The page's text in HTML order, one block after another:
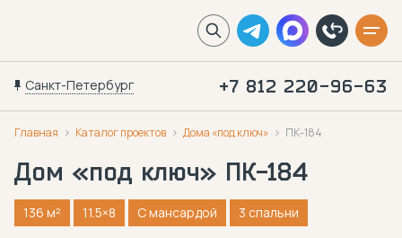
Санкт-Петербург +7 812 220-96-63
Главная Каталог проектов Дома «под ключ» ПК-184
Дом «под ключ» ПК-184
136 м² 11.5×8 С мансардой 3 спальни